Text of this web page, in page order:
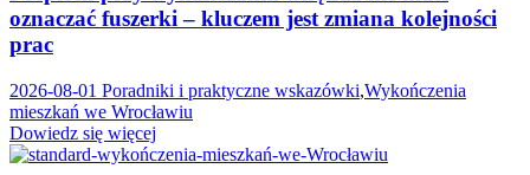
oznaczać fuszerki – kluczem jest zmiana kolejności
prac
2026-08-01 Poradniki i praktyczne wskazówki,Wykończenia
mieszkań we Wrocławiu
Dowiedz się więcej